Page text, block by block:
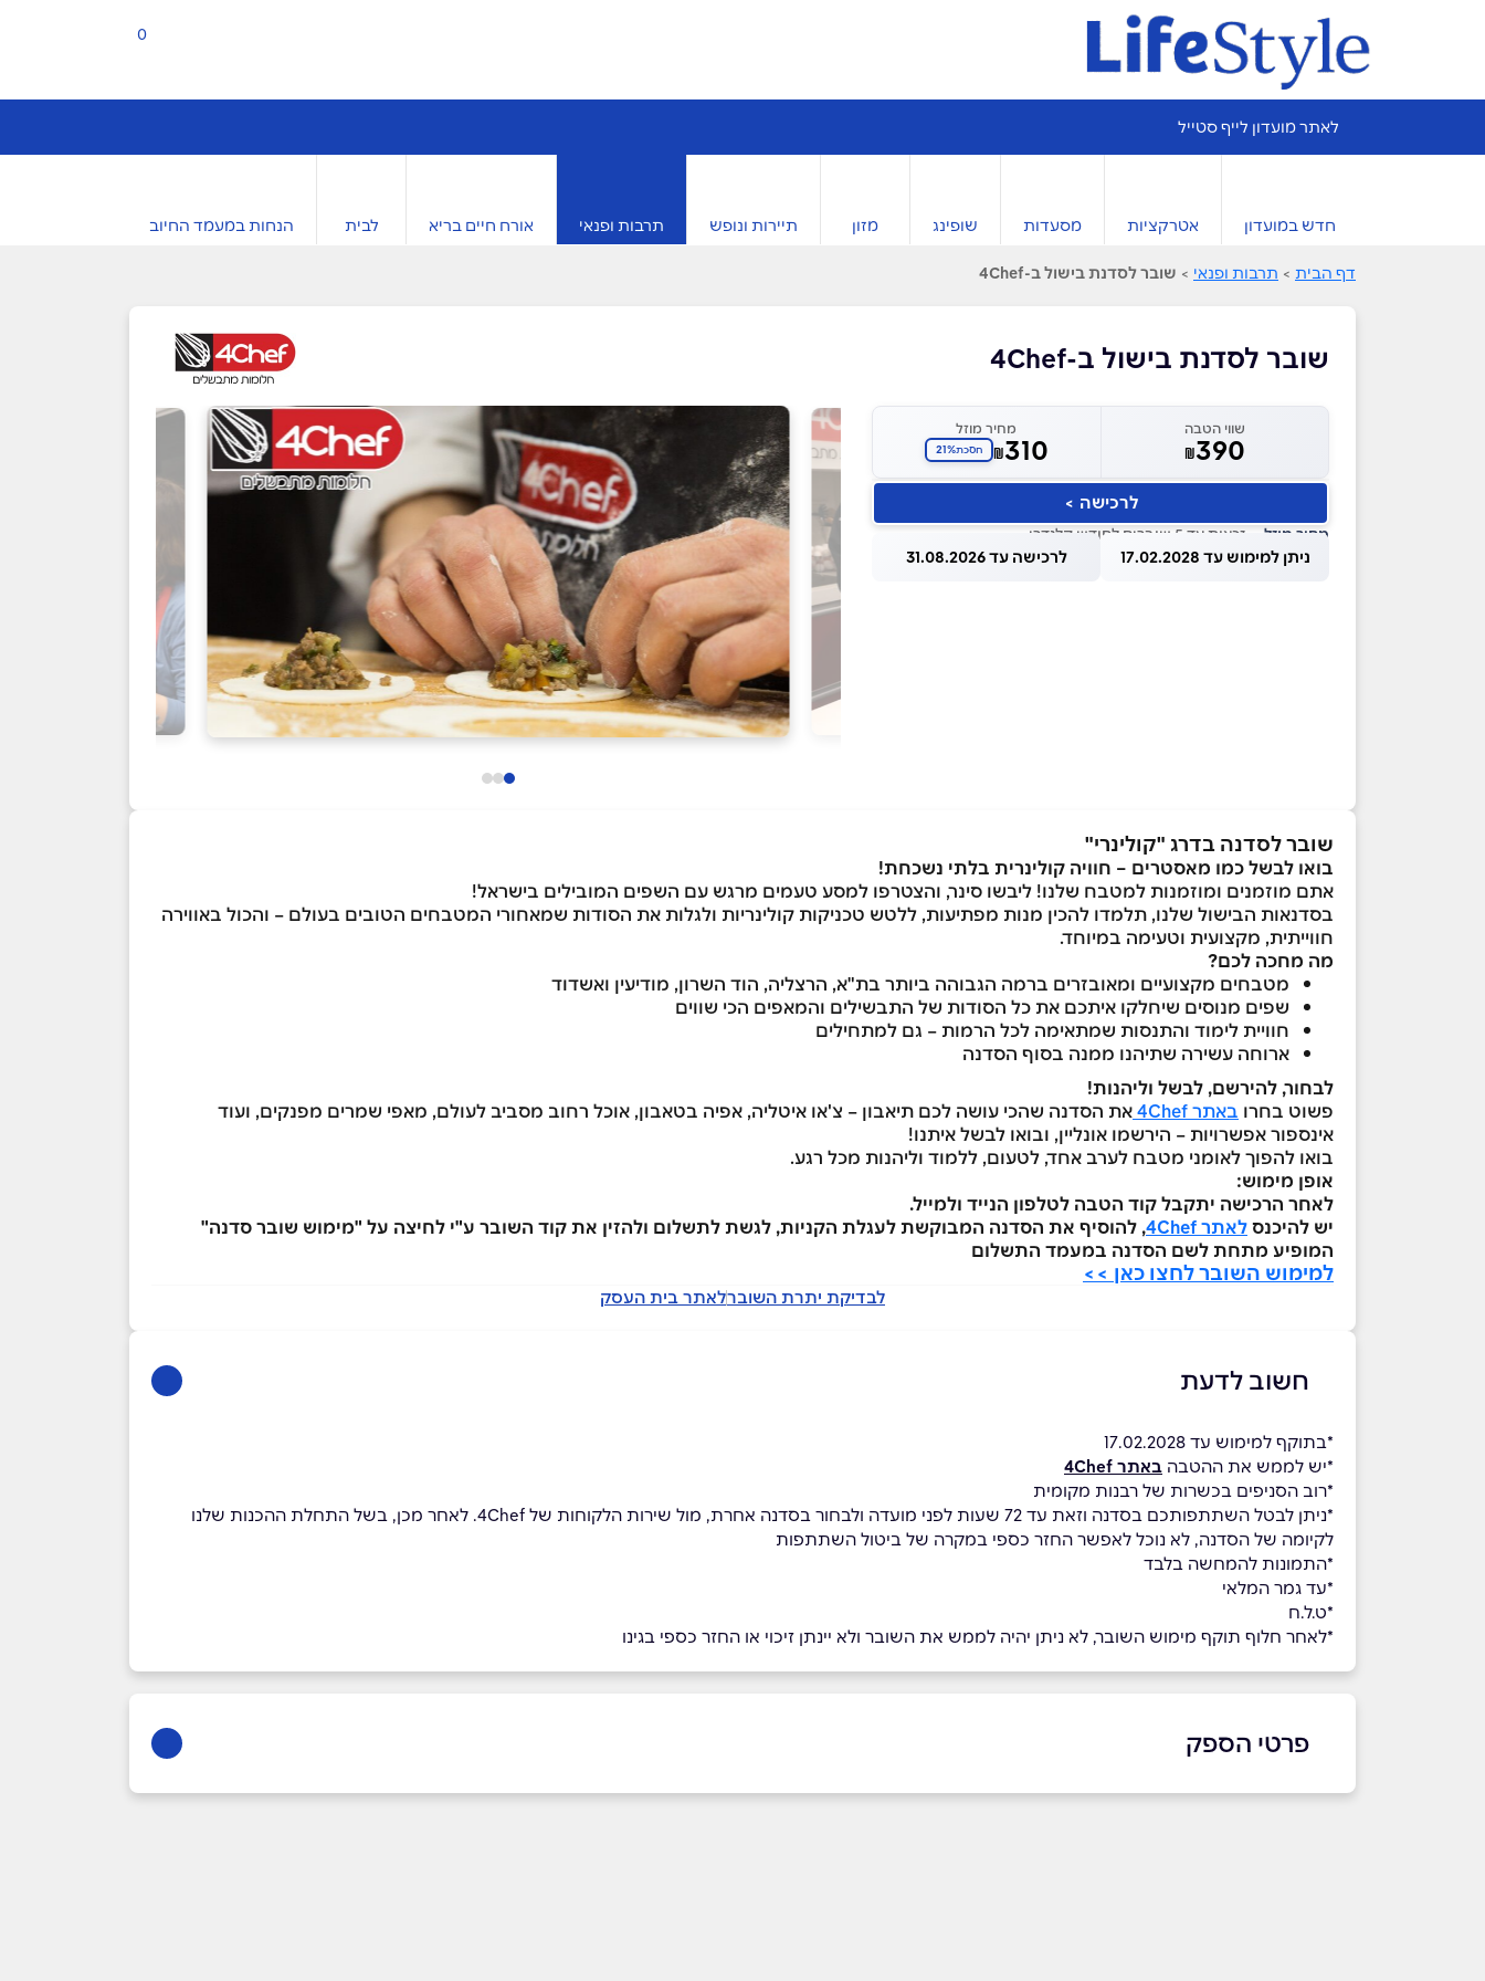
0
לאתר מועדון לייף סטייל
חדש במועדון אטרקציות מסעדות שופינג מזון תיירות ונופש תרבות ופנאי אורח חיים בריא לבית הנחות במעמד החיוב
דף הבית > תרבות ופנאי > שובר לסדנת בישול ב-4Chef
שובר לסדנת בישול ב-4Chef
שווי הטבה
₪390
מחיר מוזל
₪310 חסכת21%
לרכישה >
מחיר מוזל — זכאות עד 5 שוברים לחודש קלנדרי
ניתן למימוש עד 17.02.2028 לרכישה עד 31.08.2026
שובר לסדנה בדרג "קולינרי"
בואו לבשל כמו מאסטרים – חוויה קולינרית בלתי נשכחת!
אתם מוזמנים ומוזמנות למטבח שלנו! ליבשו סינר, והצטרפו למסע טעמים מרגש עם השפים המובילים בישראל!
בסדנאות הבישול שלנו, תלמדו להכין מנות מפתיעות, ללטש טכניקות קולינריות ולגלות את הסודות שמאחורי המטבחים הטובים בעולם – והכול באווירה
חווייתית, מקצועית וטעימה במיוחד.
מה מחכה לכם?
מטבחים מקצועיים ומאובזרים ברמה הגבוהה ביותר בת"א, הרצליה, הוד השרון, מודיעין ואשדוד
שפים מנוסים שיחלקו איתכם את כל הסודות של התבשילים והמאפים הכי שווים
חוויית לימוד והתנסות שמתאימה לכל הרמות – גם למתחילים
ארוחה עשירה שתיהנו ממנה בסוף הסדנה
לבחור, להירשם, לבשל וליהנות!
פשוט בחרו באתר 4Chef
את הסדנה שהכי עושה לכם תיאבון – צ'או איטליה, אפיה בטאבון, אוכל רחוב מסביב לעולם, מאפי שמרים מפנקים, ועוד
אינספור אפשרויות – הירשמו אונליין, ובואו לבשל איתנו!
בואו להפוך לאומני מטבח לערב אחד, לטעום, ללמוד וליהנות מכל רגע.
אופן מימוש:
לאחר הרכישה יתקבל קוד הטבה לטלפון הנייד ולמייל.
יש להיכנס לאתר 4Chef
, להוסיף את הסדנה המבוקשת לעגלת הקניות, לגשת לתשלום ולהזין את קוד השובר ע"י לחיצה על "מימוש שובר סדנה"
המופיע מתחת לשם הסדנה במעמד התשלום
למימוש השובר לחצו כאן >>
לבדיקת יתרת השוברלאתר בית העסק
חשוב לדעת
*בתוקף למימוש עד 17.02.2028
*יש לממש את ההטבה באתר 4Chef
*רוב הסניפים בכשרות של רבנות מקומית
*ניתן לבטל השתתפותכם בסדנה וזאת עד 72 שעות לפני מועדה ולבחור בסדנה אחרת, מול שירות הלקוחות של 4Chef. לאחר מכן, בשל התחלת ההכנות שלנו
לקיומה של הסדנה, לא נוכל לאפשר החזר כספי במקרה של ביטול השתתפות
​​​​*התמונות להמחשה בלבד
*עד גמר המלאי
*ט.ל.ח
*לאחר חלוף תוקף מימוש השובר, לא ניתן יהיה לממש את השובר ולא יינתן זיכוי או החזר כספי בגינו
פרטי הספק